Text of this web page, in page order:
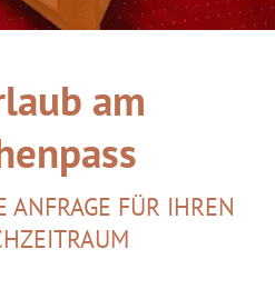
am
ANFRAGE FÜR IHREN